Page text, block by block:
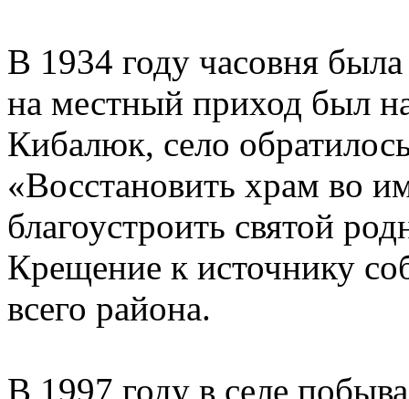
В 1934 году часовня
на местный приход был
Кибалюк, село
«Восстановить храм во
благоустроить святой
Крещение к источнику
всего района.
В 1997 году в селе